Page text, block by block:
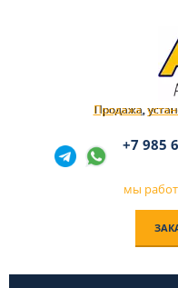
Продажа,
+7 985
мы